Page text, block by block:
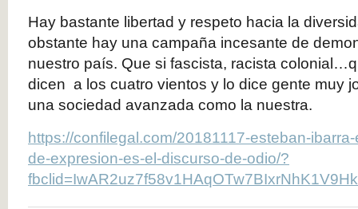
Hay bastante libertad y respeto hacia la
obstante hay una campaña incesante de
nuestro país. Que si fascista, racista
dicen a los cuatro vientos y lo dice gente muy
una sociedad avanzada como la nuestra.
https://confilegal.com/20181117-esteban-
de-expresion-es-el-discurso-de-odio/?